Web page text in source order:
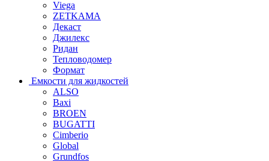
Viega
ZETKAMA
Декаст
Джилекс
Ридан
Тепловодомер
Формат
Емкости для жидкостей
ALSO
Baxi
BROEN
BUGATTI
Cimberio
Global
Grundfos